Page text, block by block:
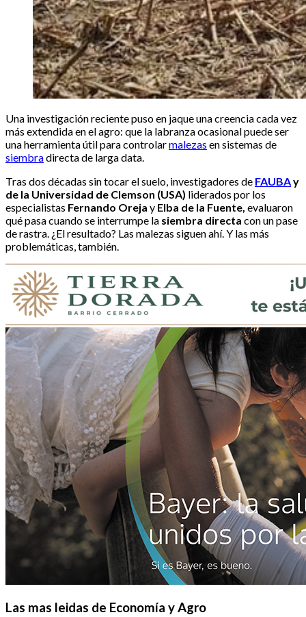
Una investigación reciente puso en jaque una creencia cada vez
más extendida en el agro: que la labranza ocasional puede ser
una herramienta útil para controlarmalezas en sistemas de
siembradirecta de larga data.
Tras dos décadas sin tocar el suelo, investigadores de FAUBAy
de la Universidad de Clemson (USA) liderados por los
especialistas Fernando Oreja y Elba de la Fuente, evaluaron
qué pasa cuando se interrumpe la siembra directa con un pase
de rastra. ¿El resultado? Las malezas siguen ahí. Y las más
problemáticas, también.
Las mas leidas de Economía y Agro